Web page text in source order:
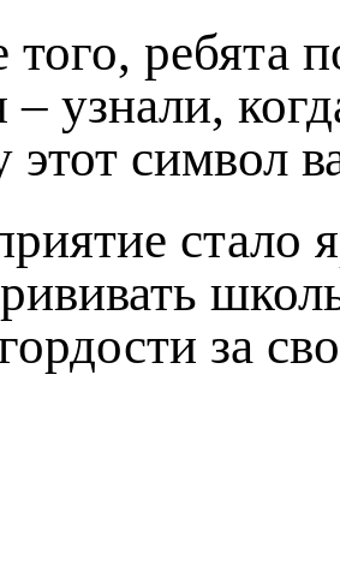
ребята
– узнали,
этот символ
стало
за